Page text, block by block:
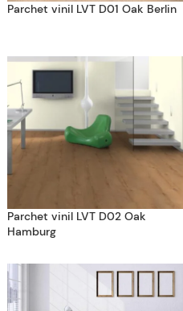
Parchet vinil LVT D01 Oak Berlin
Parchet vinil LVT D02 Oak
Hamburg